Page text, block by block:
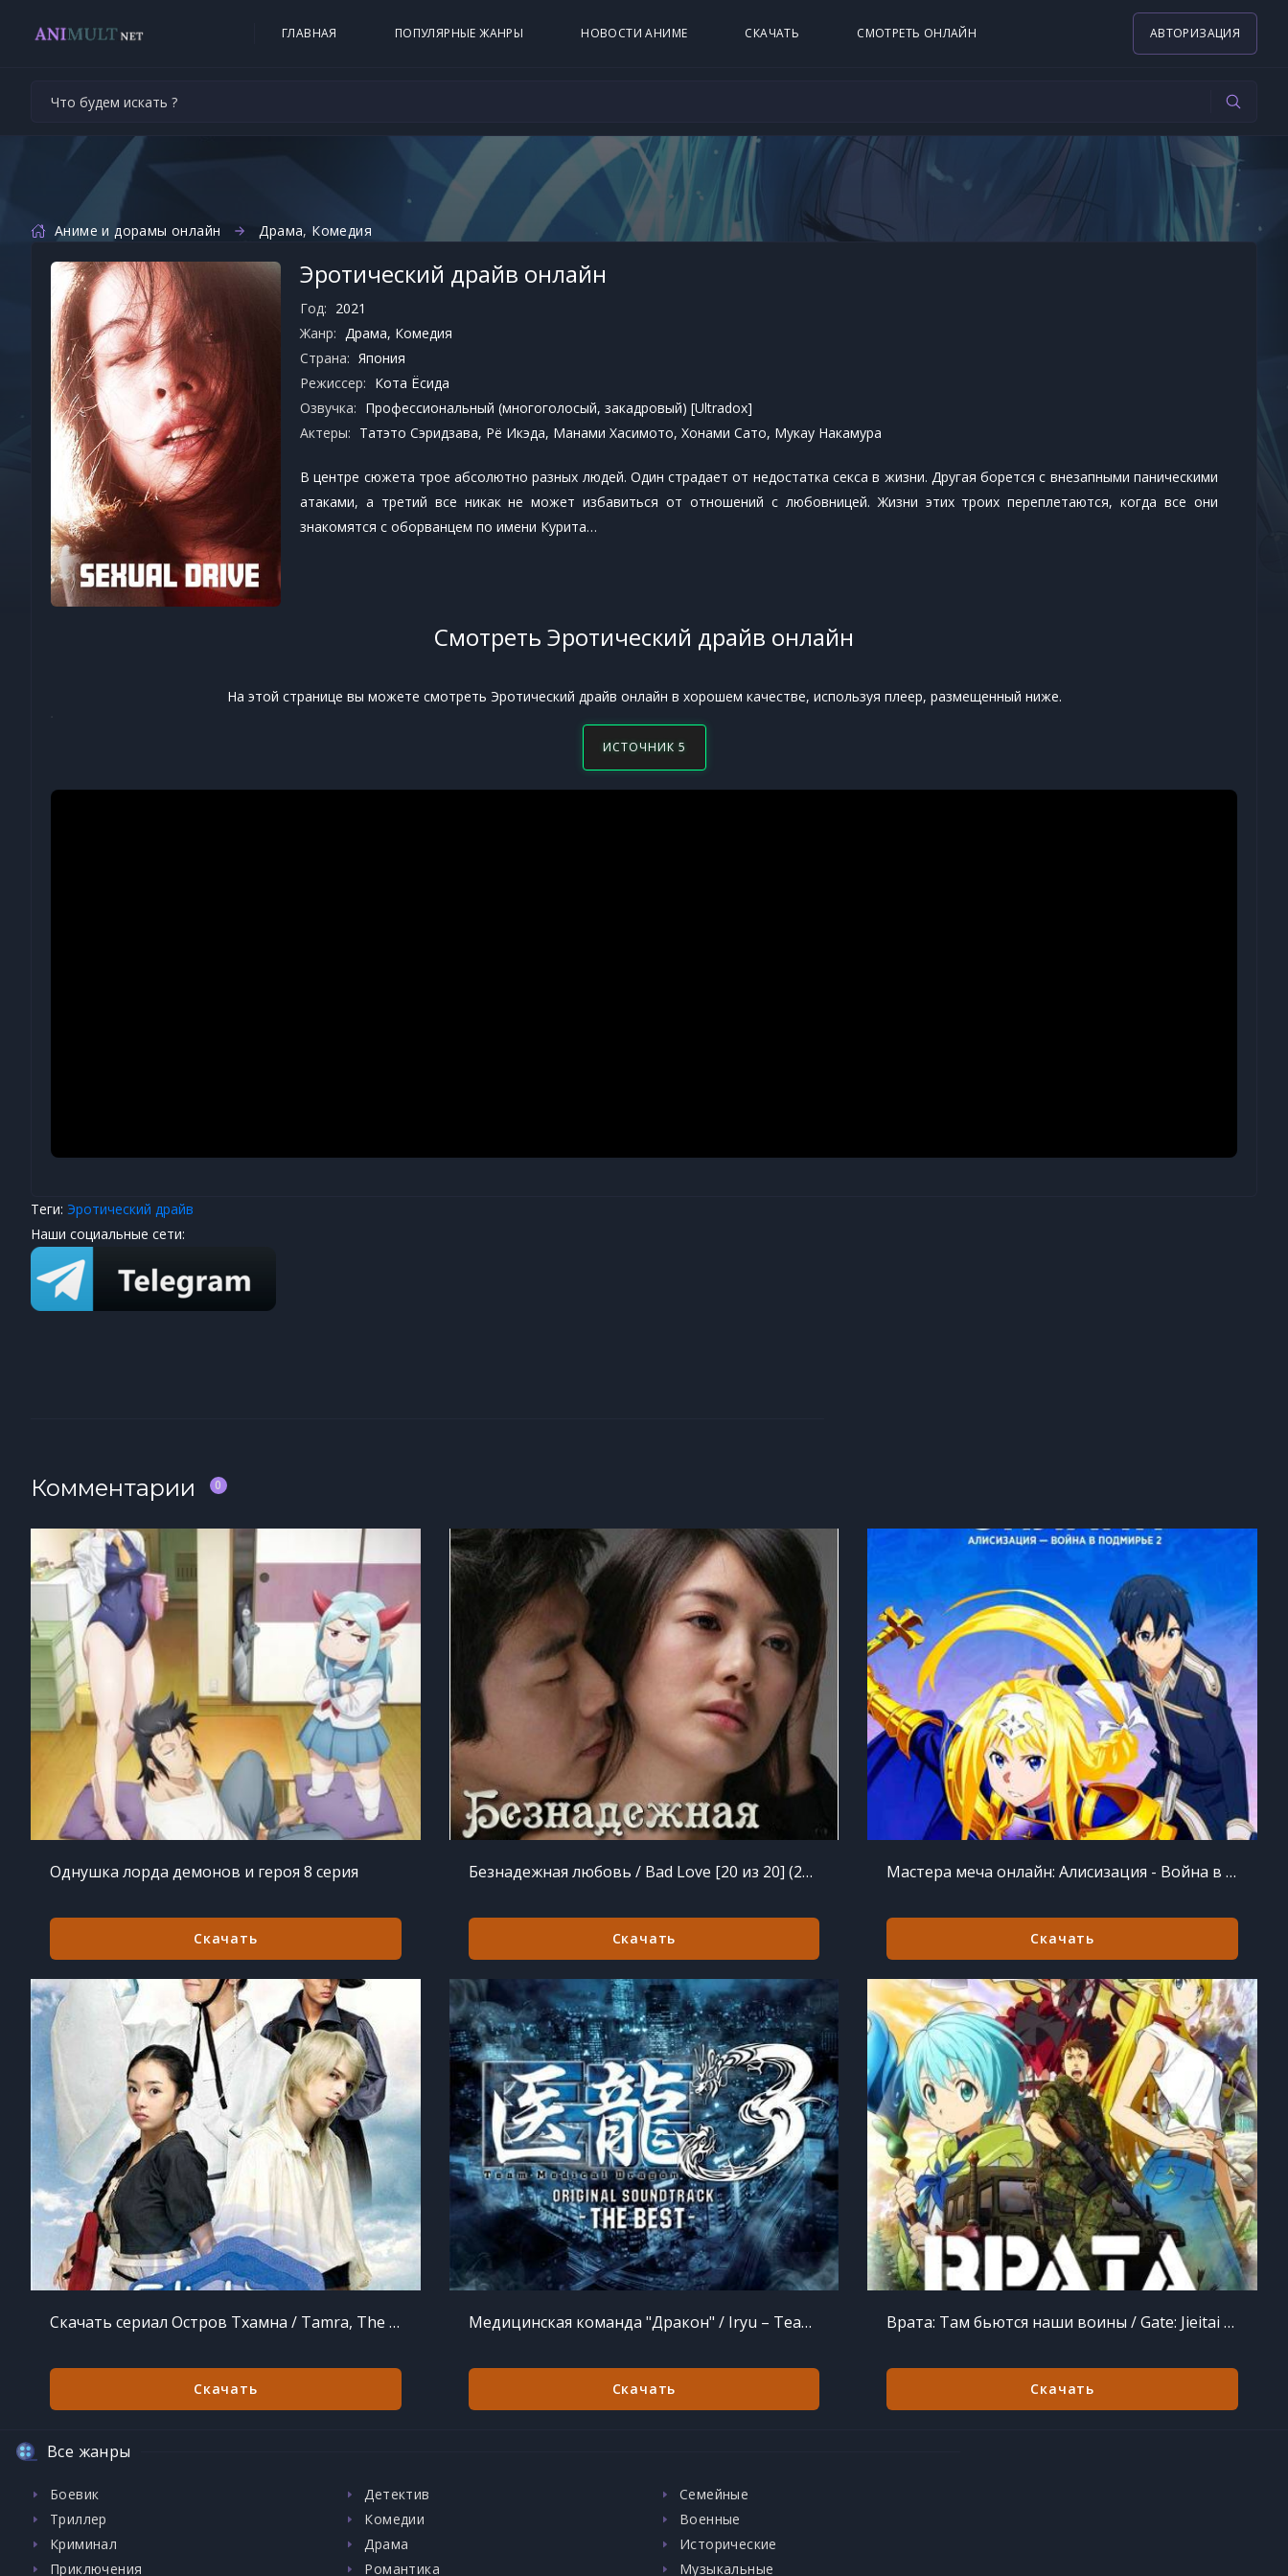
ГЛАВНАЯ ПОПУЛЯРНЫЕ ЖАНРЫ НОВОСТИ АНИМЕ СКАЧАТЬ СМОТРЕТЬ ОНЛАЙН АВТОРИЗАЦИЯ
Аниме и дорамы онлайн Драма, Комедия
Эротический драйв онлайн
Год: 2021
Жанр: Драма, Комедия
Страна: Япония
Режиссер: Кота Ёсида
Озвучка: Профессиональный (многоголосый, закадровый) [Ultradox]
Актеры: Татэто Сэридзава, Рё Икэда, Манами Хасимото, Хонами Сато, Мукау Накамура
В центре сюжета трое абсолютно разных людей. Один страдает от недостатка секса в жизни. Другая борется с внезапными паническими
атаками, а третий все никак не может избавиться от отношений с любовницей. Жизни этих троих переплетаются, когда все они
знакомятся с оборванцем по имени Курита…
Смотреть Эротический драйв онлайн
На этой странице вы можете смотреть Эротический драйв онлайн в хорошем качестве, используя плеер, размещенный ниже.
ИСТОЧНИК 5
Теги: Эротический драйв
Наши социальные сети:
Однушка лорда демонов и героя 8 серия
Скачать
Безнадежная любовь / Bad Love [20 из 20] (2007-2008) HDTVRip
Скачать
Мастера меча онлайн: Алисизация - Война в Подмирье 2 сезон 11 серий из 11
Скачать
Скачать сериал Остров Тхамна / Tamra, The Island [+OST] [1-16 из 16] (2009)
Скачать
Медицинская команда "Дракон" / Iryu – Team Medical Dragon (2010) FLAC
Скачать
Врата: Там бьются наши воины / Gate: Jieitai Kanochi nite, Kaku Tatakaeri [1 и 2 сезон] (2015-2016) WEBRip 720p
Скачать
Комментарии 0
Все жанры
Боевик
Триллер
Криминал
Приключения
Детектив
Комедии
Драма
Романтика
Семейные
Военные
Исторические
Музыкальные